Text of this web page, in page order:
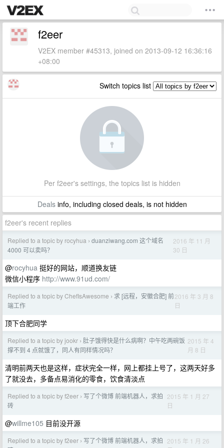
f2eer
V2EX member #45313, joined on 2013-09-12 16:36:16
+08:00
Switch topics list
Per f2eer's settings, the topics list is hidden
Dealsinfo, including closed deals, is not hidden
f2eer's recent replies
Replied to a topic by rocyhua › duanziwang.com 这个域名
4000 可以卖吗？
2016 年 11 月
30 日
@rocyhua 挺好的网站，顺道换友链
微信小程序 http://www.91ud.com/
Replied to a topic by ChefIsAwesome › 求 [远程，安徽合肥] 前
端工作
2016 年 3 月 8
日
顶下合肥同学
Replied to a topic by jookr › 肚子饿得快是什么病啊？中午吃两碗饭
撑不到 4 点就饿了，同人有同样情况吗？
2015 年 4
月 8 日
清明前两天也是这样，症状完全一样，网上都挂上号了，这两天好多
了就没去，多备点易消化的零食，饮食清淡点
Replied to a topic by f2eer › 写了个微博 前端机器人，求拍
砖
2015 年 1 月 27
日
@willme105 目前没开源
Replied to a topic by f2eer › 写了个微博 前端机器人，求拍 2015 年 1 月 26